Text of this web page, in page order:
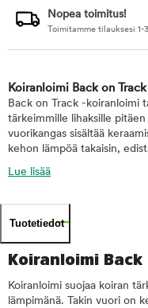
Nopea toimitus!
Toimitamme tilauksesi 1-
Koiranloimi Back on Track
Back on Track -koiranloimi
tärkeimmille lihaksille
vuorikangas sisältää
kehon lämpöä takaisin,
Lue lisää
Tuotetiedot
Koiranloimi Back
Koiranloimi suojaa koiran
lämpimänä. Takin vuori on